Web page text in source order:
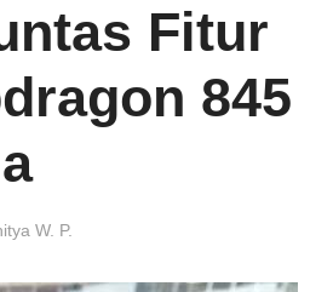
Fitur
845
W. P.